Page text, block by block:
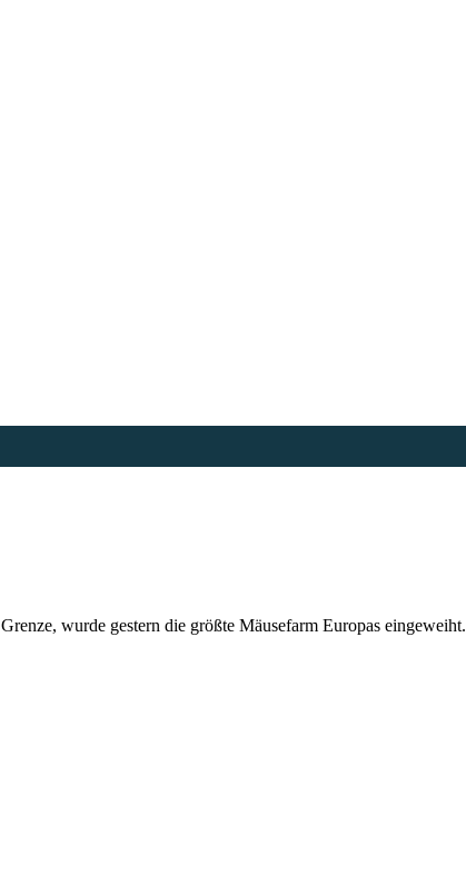
wurde gestern die größte Mäusefarm Europas eingeweiht.